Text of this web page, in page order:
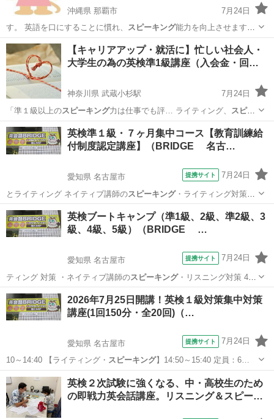
沖縄県 那覇市
7月24日
す。 英語を口にすることに慣れ、 スピーキング能力を向上させます。
レッスン中…
沖縄 那覇市 英会話 レッスン
【キャリアアップ・就活に】忙しい社会人・
大学生の為の英検準1級講座（入会金・回…
神奈川県 武蔵小杉駅
7月24日
「準１級以上のスピーキング力は仕事でも評… ライティング、
スピー
キングなど）により、… 0/50分）/スピーキング(￥3000/…
神奈川 川崎市 武蔵小杉駅 英語
英検準１級・７ヶ月集中コース【教育訓練給
付制度認定講座】（BRIDGE 名古…
愛知県 名古屋市 提携サイト 7月24日
とライティング ネイティブ講師のスピーキング・ライティング対策を
セットで学べる…
愛知 名古屋市 英検
英検ブートキャンプ（準1級、2級、準2級、3
級、4級、5級）（BRIDGE …
愛知県 名古屋市 提携サイト 7月24日
ティング 対策 ・ネイティブ講師のスピーキング・リスニング対策 4技
能をもれなく…
愛知 名古屋市 英検
2026年7月25日開講！英検１級対策集中対策
講座(1回150分・全20回)（…
愛知県 名古屋市 提携サイト 7月24日
10～14:40 【ライティング・ スピーキング】14:50～15:40 定員：6…
愛知 名古屋市 英検
英検２次試験に強くなる、中・高校生のため
の即戦力英会話講座。リスニング＆スピー…